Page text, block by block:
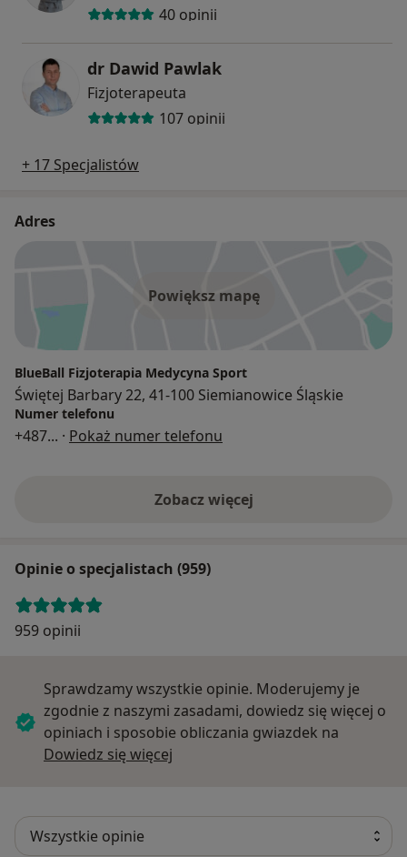
40 opinii
dr Dawid Pawlak
Fizjoterapeuta
107 opinii
+ 17 Specjalistów
Adres
Powiększ mapę
BlueBall Fizjoterapia Medycyna Sport
Świętej Barbary 22, 41-100 Siemianowice Śląskie
Numer telefonu
+487... · Pokaż numer telefonu
Zobacz więcej
Opinie o specjalistach (959)
959 opinii
Sprawdzamy wszystkie opinie. Moderujemy je
zgodnie z naszymi zasadami, dowiedz się więcej o
opiniach i sposobie obliczania gwiazdek na
Dowiedz się więcej